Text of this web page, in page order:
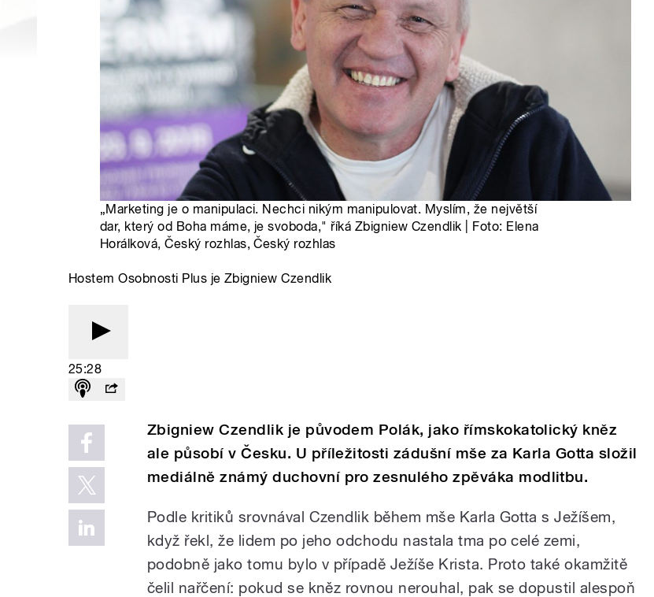
„Marketing je o manipulaci. Nechci nikým manipulovat. Myslím, že největší
dar, který od Boha máme, je svoboda," říká Zbigniew Czendlik | Foto: Elena
Horálková, Český rozhlas, Český rozhlas
Hostem Osobnosti Plus je Zbigniew Czendlik
25:28
Zbigniew Czendlik je původem Polák, jako římskokatolický kněz
ale působí v Česku. U příležitosti zádušní mše za Karla Gotta složil
mediálně známý duchovní pro zesnulého zpěváka modlitbu.
Podle kritiků srovnával Czendlik během mše Karla Gotta s Ježíšem,
když řekl, že lidem po jeho odchodu nastala tma po celé zemi,
podobně jako tomu bylo v případě Ježíše Krista. Proto také okamžitě
čelil nařčení: pokud se kněz rovnou nerouhal, pak se dopustil alespoň